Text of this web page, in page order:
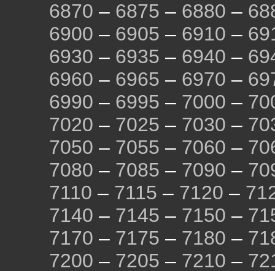
6870 – 6875 – 6880 –
6900 – 6905 – 6910 –
6930 – 6935 – 6940 –
6960 – 6965 – 6970 –
6990 – 6995 – 7000 –
7020 – 7025 – 7030 –
7050 – 7055 – 7060 –
7080 – 7085 – 7090 –
7110 – 7115 – 7120 –
7140 – 7145 – 7150 –
7170 – 7175 – 7180 –
7200 – 7205 – 7210 –